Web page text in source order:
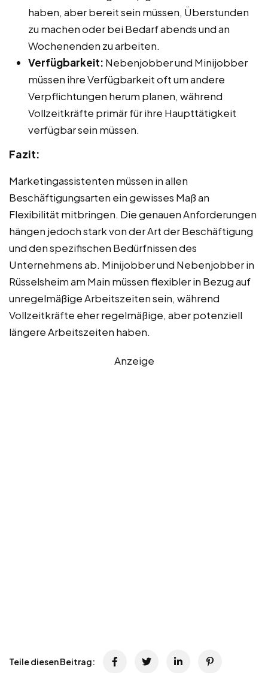
haben, aber bereit sein müssen, Überstunden
zu machen oder bei Bedarf abends und an
Wochenenden zu arbeiten.
Verfügbarkeit: Nebenjobber und Minijobber
müssen ihre Verfügbarkeit oft um andere
Verpflichtungen herum planen, während
Vollzeitkräfte primär für ihre Haupttätigkeit
verfügbar sein müssen.
Fazit:
Marketingassistenten müssen in allen
Beschäftigungsarten ein gewisses Maß an
Flexibilität mitbringen. Die genauen Anforderungen
hängen jedoch stark von der Art der Beschäftigung
und den spezifischen Bedürfnissen des
Unternehmens ab. Minijobber und Nebenjobber in
Rüsselsheim am Main müssen flexibler in Bezug auf
unregelmäßige Arbeitszeiten sein, während
Vollzeitkräfte eher regelmäßige, aber potenziell
längere Arbeitszeiten haben.
Anzeige
Teile diesen Beitrag: